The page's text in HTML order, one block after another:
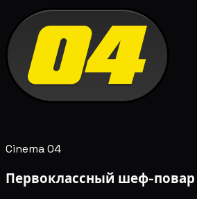
Cinema 04
Первоклассный шеф-повар